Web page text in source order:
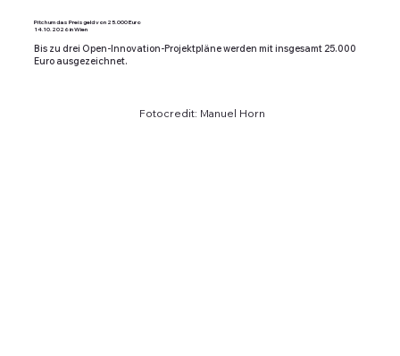
Pitch um das Preisgeld von 25.000 Euro
14.10.2026 in Wien
Bis zu drei Open-Innovation-Projektpläne werden mit insgesamt 25.000
Euro ausgezeichnet.
Fotocredit: Manuel Horn